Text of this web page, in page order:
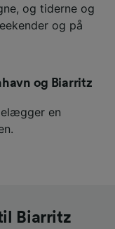
og tiderne og
og på
og Biarritz
en
Biarritz